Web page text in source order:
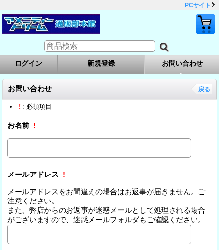
PCサイト
ログイン 新規登録 お問い合わせ
お問い合わせ 戻る
! : 必須項目
お名前 !
メールアドレス !
メールアドレスをお間違えの場合はお返事が届きません。ご
注意ください。
また、弊店からのお返事が迷惑メールとして処理される場合
がございますので、迷惑メールフォルダもご確認ください。